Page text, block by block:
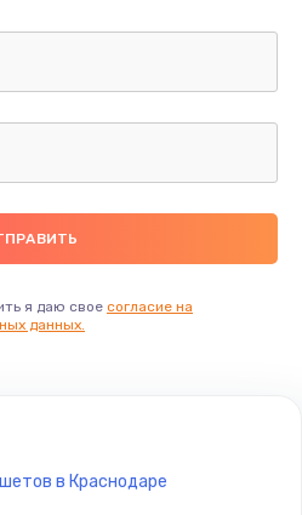
руб.
руб.
я даю свое согласие на
данных.
в Краснодаре